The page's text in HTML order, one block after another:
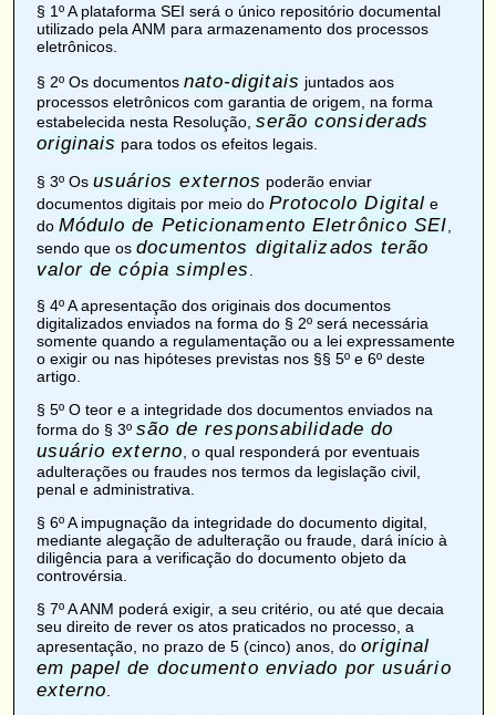
§ 1º A plataforma SEI será o único repositório documental
utilizado pela ANM para armazenamento dos processos
eletrônicos.
§ 2º Os documentos nato-digitais juntados aos
processos eletrônicos com garantia de origem, na forma
estabelecida nesta Resolução, serão considerads
originais para todos os efeitos legais.
§ 3º Os usuários externos poderão enviar
documentos digitais por meio do Protocolo Digital e
do Módulo de Peticionamento Eletrônico SEI
sendo que os documentos digitalizados terão
valor de cópia simples
§ 4º A apresentação dos originais dos documentos
digitalizados enviados na forma do § 2º será necessária
somente quando a regulamentação ou a lei expressamente
o exigir ou nas hipóteses previstas nos §§ 5º e 6º deste
artigo.
§ 5º O teor e a integridade dos documentos enviados na
forma do § 3º são de responsabilidade do
usuário externo , o qual responderá por eventuais
adulterações ou fraudes nos termos da legislação civil,
penal e administrativa.
§ 6º A impugnação da integridade do documento digital,
mediante alegação de adulteração ou fraude, dará início à
diligência para a verificação do documento objeto da
controvérsia.
§ 7º A ANM poderá exigir, a seu critério, ou até que decaia
seu direito de rever os atos praticados no processo, a
apresentação, no prazo de 5 (cinco) anos, do original
em papel de documento enviado por usuário
externo